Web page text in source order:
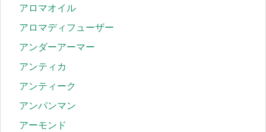
アロマオイル
アロマディフューザー
アンダーアーマー
アンティカ
アンティーク
アンパンマン
アーモンド